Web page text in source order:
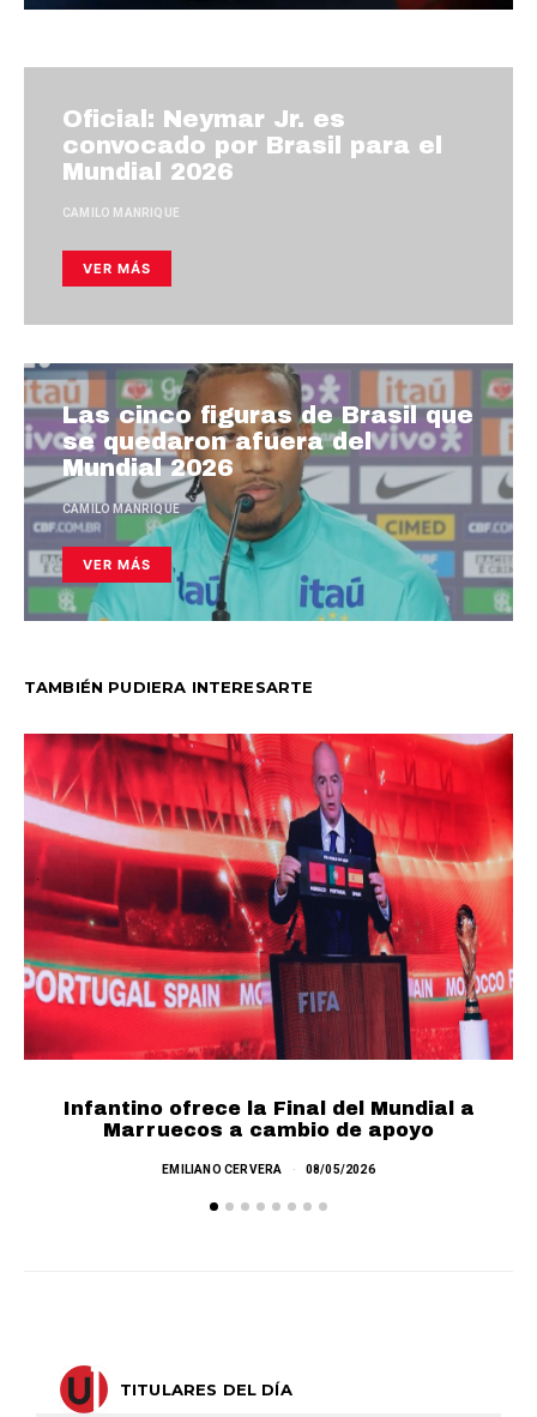
Oficial: Neymar Jr. es
convocado por Brasil para el
Mundial 2026
CAMILO MANRIQUE
VER MÁS
Las cinco figuras de Brasil que
se quedaron afuera del
Mundial 2026
CAMILO MANRIQUE
VER MÁS
TAMBIÉN PUDIERA INTERESARTE
Infantino ofrece la Final del Mundial a
Marruecos a cambio de apoyo
EMILIANO CERVERA 08/05/2026
TITULARES DEL DÍA